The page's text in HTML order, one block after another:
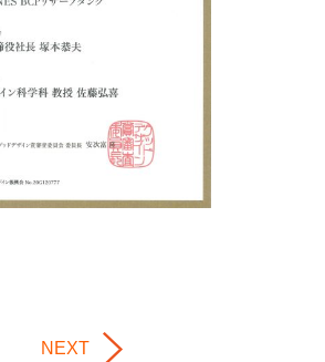
NEXT